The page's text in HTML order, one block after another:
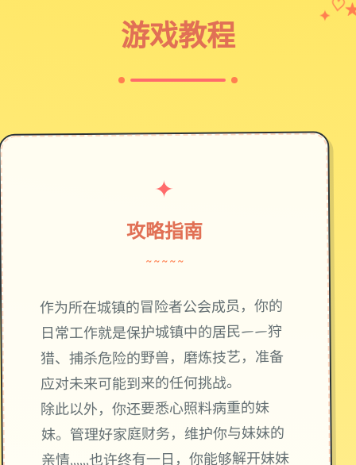
游戏教程
✦ ♡
✦
攻略指南
~~~~~
作为所在城镇的冒险者公会成员，你的
日常工作就是保护城镇中的居民——狩
猎、捕杀危险的野兽，磨炼技艺，准备
应对未来可能到来的任何挑战。
除此以外，你还要悉心照料病重的妹
妹。管理好家庭财务，维护你与妹妹的